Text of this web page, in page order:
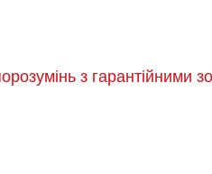
з гарантійними